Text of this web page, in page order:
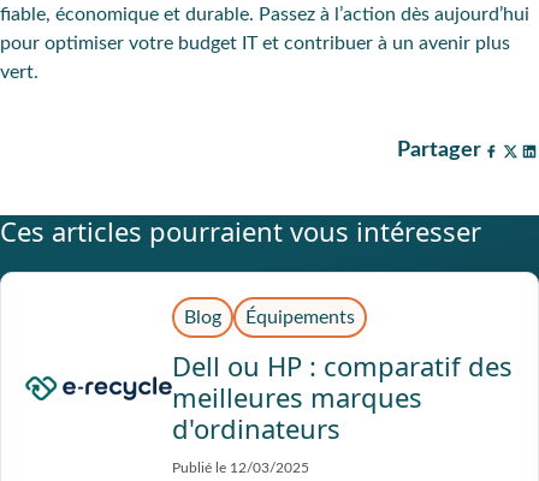
fiable, économique et durable. Passez à l’action dès aujourd’hui
pour optimiser votre budget ITet contribuer à un avenir plus
vert.
Partager
Ces articles pourraient vous intéresser
Blog Équipements
Dell ou HP : comparatif des
meilleures marques
d'ordinateurs
Publié le 12/03/2025